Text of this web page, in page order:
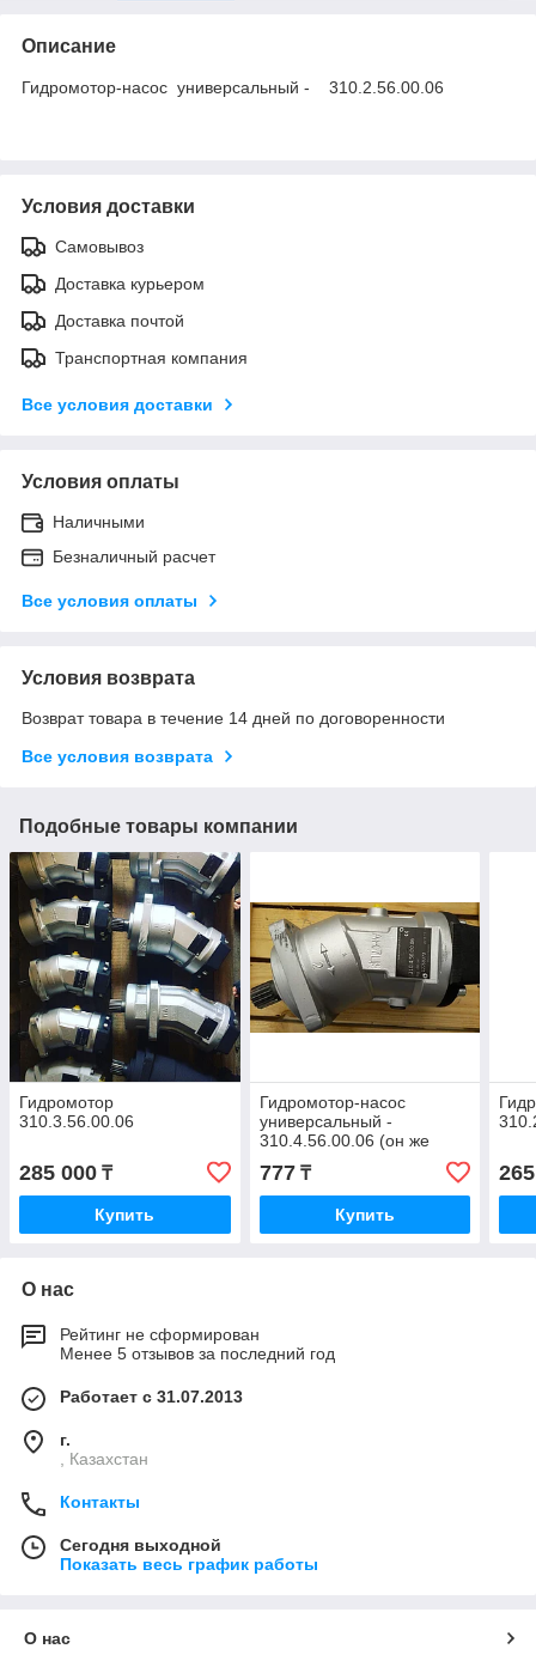
Описание
Гидромотор-насос универсальный - 310.2.56.00.06
Условия доставки
Самовывоз
Доставка курьером
Доставка почтой
Транспортная компания
Все условия доставки
Условия оплаты
Наличными
Безналичный расчет
Все условия оплаты
Условия возврата
Возврат товара в течение 14 дней по договоренности
Все условия возврата
Подобные товары компании
Гидромотор
310.3.56.00.06
285 000 ₸
Купить
Гидромотор-насос
универсальный -
310.4.56.00.06 (он же
310.3.56.00.06), заменяет
насосы 310.3.56.00.03 и
777₸
Купить
О нас
Рейтинг не сформирован
Менее 5 отзывов за последний год
Работает с 31.07.2013
г.
, Казахстан
Контакты
Сегодня выходной
Показать весь график работы
О нас